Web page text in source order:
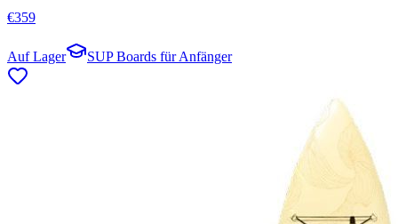
€359
Auf Lager SUP Boards für Anfänger